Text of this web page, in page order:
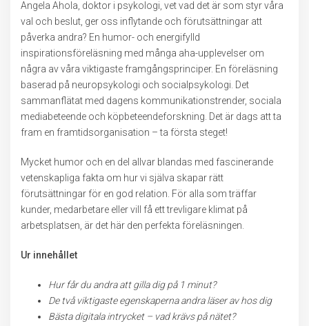
Angela Ahola, doktor i psykologi, vet vad det är som styr våra
val och beslut, ger oss inflytande och förutsättningar att
påverka andra? En humor- och energifylld
inspirationsföreläsning med många aha-upplevelser om
några av våra viktigaste framgångsprinciper. En föreläsning
baserad på neuropsykologi och socialpsykologi. Det
sammanflätat med dagens kommunikationstrender, sociala
mediabeteende och köpbeteendeforskning. Det är dags att ta
fram en framtidsorganisation – ta första steget!
Mycket humor och en del allvar blandas med fascinerande
vetenskapliga fakta om hur vi själva skapar rätt
förutsättningar för en god relation. För alla som träffar
kunder, medarbetare eller vill få ett trevligare klimat på
arbetsplatsen, är det här den perfekta föreläsningen.
Ur innehållet
Hur får du andra att gilla dig på 1 minut?
De två viktigaste egenskaperna andra läser av hos dig
Bästa digitala intrycket – vad krävs på nätet?